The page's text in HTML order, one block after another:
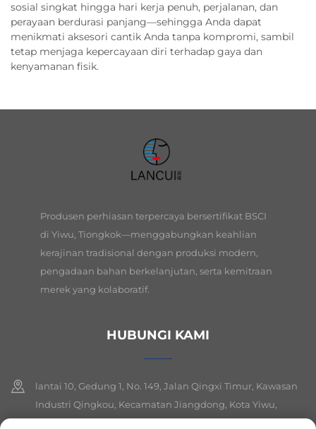
sosial singkat hingga hari kerja penuh, perjalanan, dan
perayaan berdurasi panjang—sehingga Anda dapat
menikmati aksesori cantik Anda tanpa kompromi, sambil
tetap menjaga kepercayaan diri terhadap gaya dan
kenyamanan fisik.
Produsen perhiasan terpercaya bersertifikat BSCI
di Yiwu, Tiongkok—menggabungkan keahlian
kerajinan tradisional dengan produksi modern,
pengadaan bahan berkelanjutan, serta kemitraan
merek yang kolaboratif.
HUBUNGI KAMI
lantai 10, Gedung 1, No. 149, Jalan Qingxi Timur, Kawasan
Industri Qingkou, Kecamatan Jiangdong, Kota Yiwu,